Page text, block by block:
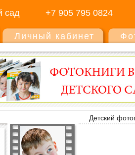
сад +7 905 795 0824
Личный кабинет
Детский